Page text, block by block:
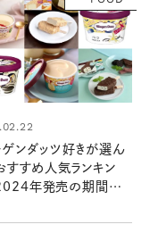
ゲンダッツ好きが選ん
すすめ人気ランキン
年発売の期間限
レーバーとは？